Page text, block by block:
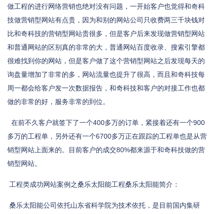
做工程的进行网络营销也绝对没有问题，一开始客户也觉得和奇科
技做营销型网站有点贵，因为和别的网站公司只收费两三千块钱对
比和奇科技的营销型网站贵很多，但是客户后来发现做营销型网站
和普通网站的区别真的非常的大，普通网站百度收录、搜索引擎都
很难找到你的网站，但是客户做了这个营销型网站之后发现每天的
询盘量增加了非常的多，网站流量也提升了很高，而且和奇科技每
周一都会给客户发一次数据报告，和奇科技和客户的对接工作也都
做的非常的好，服务非常的到位。
在前不久客户就签下了一个400多万的订单，紧接着还有一个900
多万的工程单，另外还有一个6700多万正在跟踪的工程单也是从营
销型网站上面来的。目前客户的成交80%都来源于和奇科技做的营
销型网站。
工程类成功网站案例之桑乐太阳能工程桑乐太阳能简介：
桑乐太阳能公司依托山东省科学院为技术依托，是目前国内集研